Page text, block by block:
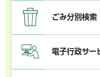
ごみ分別検索
電子行政サー